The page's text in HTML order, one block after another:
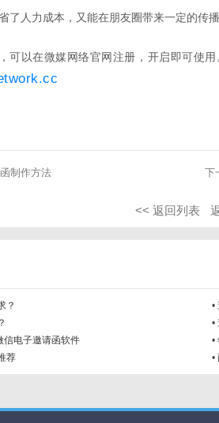
了人力成本，又能在朋友圈带来一定的传
可以在微媒网络官网注册，开启即可使
制作方法 下
<< 返回列表
？ •
•
信电子邀请函软件 •
荐 •